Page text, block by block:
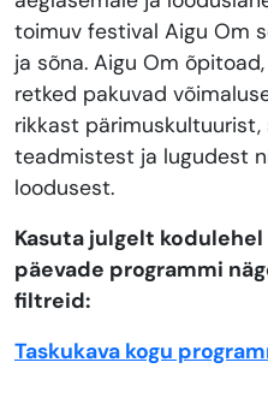
toimuv festival Aigu Om
ja sõna. Aigu Om
retked pakuvad
rikkast
teadmistest ja lugudest
loodusest.
Kasuta julgelt
päevade programmi
filtreid:
Taskukava kogu